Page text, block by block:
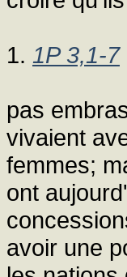
1. 1P 3,1-7
pas
vivaient
femmes;
ont
avoir une